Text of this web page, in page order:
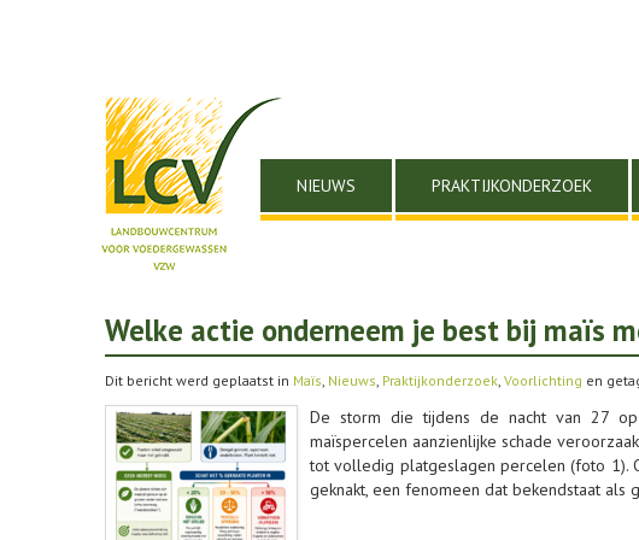
NIEUWS PRAKTIJKONDERZOEK
Welke actie onderneem je best bij maïs
Dit bericht werd geplaatst in Maïs, Nieuws, Praktijkonderzoek, Voorlichting en
De storm die tijdens de nacht van 27
maïspercelen aanzienlijke schade
tot volledig platgeslagen percelen (foto 1).
geknakt, een fenomeen dat bekendstaat als